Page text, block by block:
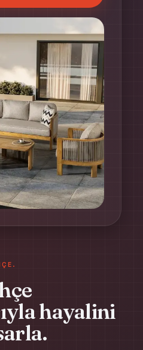
hayalini